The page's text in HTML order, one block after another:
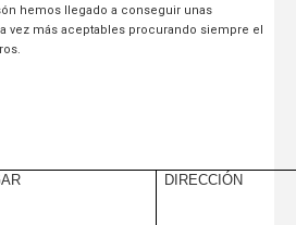
hemos llegado a conseguir unas
vez más aceptables procurando siempre el
DIRECCIÓN